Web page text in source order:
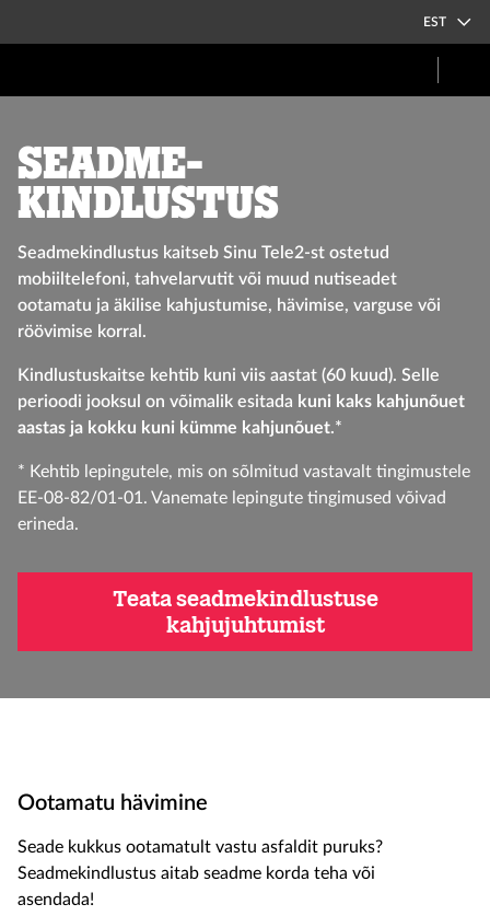
EST
SEADME-
KINDLUSTUS
Seadmekindlustus kaitseb Sinu Tele2-st ostetud
mobiiltelefoni, tahvelarvutit või muud nutiseadet
ootamatu ja äkilise kahjustumise, hävimise, varguse või
röövimise korral.
Kindlustuskaitse kehtib kuni viis aastat (60 kuud). Selle
perioodi jooksul on võimalik esitada kuni kaks kahjunõuet
aastas ja kokku kuni kümme kahjunõuet.*
* Kehtib lepingutele, mis on sõlmitud vastavalt tingimustele
EE-08-82/01-01. Vanemate lepingute tingimused võivad
erineda.
Teata seadmekindlustuse
kahjujuhtumist
Ootamatu hävimine
Seade kukkus ootamatult vastu asfaldit puruks?
Seadmekindlustus aitab seadme korda teha või
asendada!